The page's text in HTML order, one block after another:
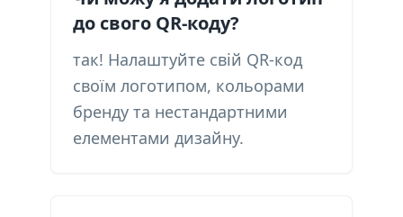
до свого QR-коду?
так! Налаштуйте свій QR-код
своїм логотипом, кольорами
бренду та нестандартними
елементами дизайну.